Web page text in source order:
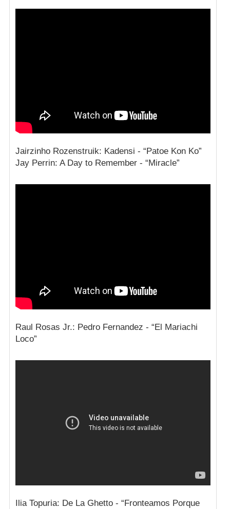
Jairzinho Rozenstruik: Kadensi - “Patoe Kon Ko”
Jay Perrin: A Day to Remember - “Miracle”
Raul Rosas Jr.: Pedro Fernandez - “El Mariachi
Loco”
Ilia Topuria: De La Ghetto - “Fronteamos Porque